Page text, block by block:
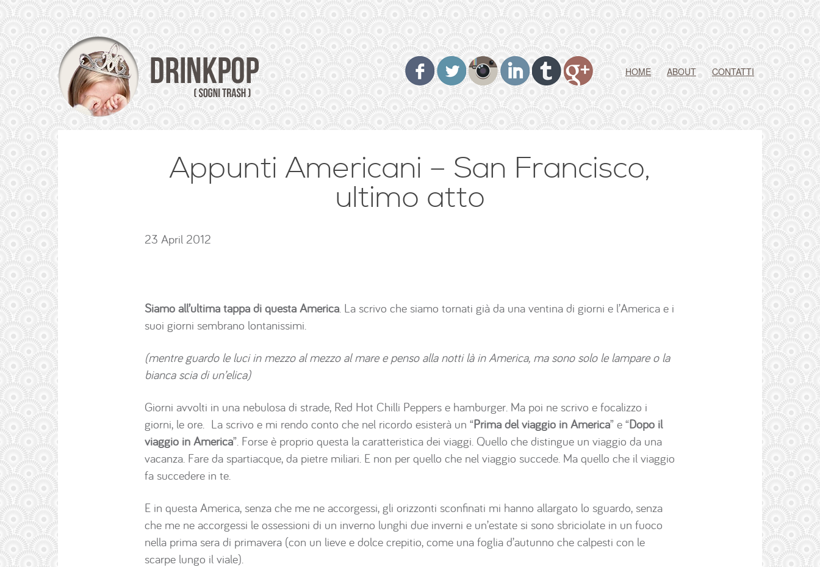
HOME ABOUT CONTATTI
Appunti Americani – San Francisco,
ultimo atto
23 April 2012
Siamo all’ultima tappa di questa America. La scrivo che siamo tornati già da una ventina di giorni e l’America e i
suoi giorni sembrano lontanissimi.
(mentre guardo le luci in mezzo al mezzo al mare e penso alla notti là in America, ma sono solo le lampare o la
bianca scia di un’elica)
Giorni avvolti in una nebulosa di strade, Red Hot Chilli Peppers e hamburger. Ma poi ne scrivo e focalizzo i
giorni, le ore. La scrivo e mi rendo conto che nel ricordo esisterà un “Prima del viaggio in America” e “Dopo il
viaggio in America”. Forse è proprio questa la caratteristica dei viaggi. Quello che distingue un viaggio da una
vacanza. Fare da spartiacque, da pietre miliari. E non per quello che nel viaggio succede. Ma quello che il viaggio
fa succedere in te.
E in questa America, senza che me ne accorgessi, gli orizzonti sconfinati mi hanno allargato lo sguardo, senza
che me ne accorgessi le ossessioni di un inverno lunghi due inverni e un’estate si sono sbriciolate in un fuoco
nella prima sera di primavera (con un lieve e dolce crepitio, come una foglia d’autunno che calpesti con le
scarpe lungo il viale).